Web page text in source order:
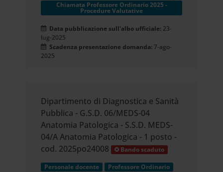
Chiamata Professore Ordinario 2025 -
Procedure Valutative
Data pubblicazione sull'albo ufficiale: 23-
lug-2025
Scadenza presentazione domanda: 7-ago-
2025
Dipartimento di Diagnostica e Sanità
Pubblica - G.S.D. 06/MEDS-04
Anatomia Patologica - S.S.D. MEDS-
04/A Anatomia Patologica - 1 posto -
cod. 2025po24008
Bando scaduto
Personale docente
Professore Ordinario